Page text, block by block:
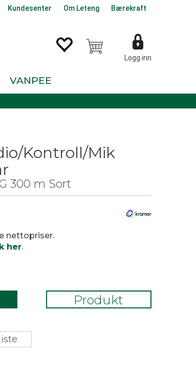
Kundesenter Om Leteng Bærekraft
Logg inn
VANPEE
Kontroll/Mik
300 m Sort
nettopriser.
her.
Produkt